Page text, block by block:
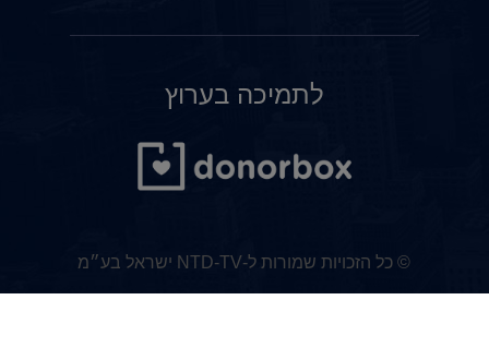
לתמיכה בערוץ
© כל הזכויות שמורות ל-NTD-TV ישראל בע״מ